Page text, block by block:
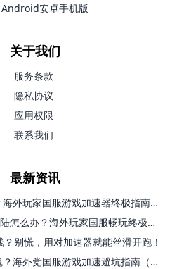
安卓手机版
关于我们
服务条款
隐私协议
应用权限
联系我们
最新资讯
印度怎么玩全民突击？海外玩家国服游戏加速器终极指南（附原神延迟优化+精灵之境加速器选择）
300大作战国外无法登陆怎么办？海外玩家国服畅玩终极指南（附实测推荐）
别慌，用对加速器就能丝滑开跑！
比利时怎么玩倩女幽魂？海外党国服游戏加速避坑指南（附实测推荐）